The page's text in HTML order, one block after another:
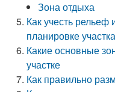
Зона отдыха
Как учесть
планировке участка
Какие основные
участке
Как правильно